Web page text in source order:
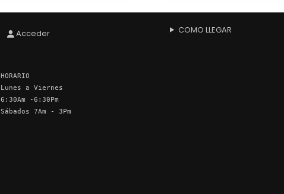
Acceder
HORARIO
Lunes a Viernes
6:30Am -6:30Pm
Sábados 7Am - 3Pm
COMO LLEGAR